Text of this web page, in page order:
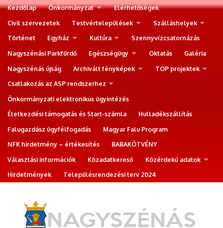
Kezdőlap Önkormányzat
Elérhetőségek
Civil szervezetek
Testvértelepülések
Szálláshelyek
Történet
Egyház Kultúra
Szennyvízcsatornázás
Nagyszénási Parkfürdő
Egészségügy Oktatás
Galéria
Nagyszénás újság
Archivált fényképek
TOP projektek
Csatlakozás az ASP rendszerhez
Önkormányzati elektronikus ügyintézés
Életkezdési támogatás és Start-számla
Hulladékszállítás
Falugazdász ügyfélfogadás
Magyar Falu Program
NFK hirdetmény – értékesítés
BABAKÖTVÉNY
Választási információk
Közadatkereső
Közérdekű adatok
Hirdetmények
Településrendezési terv 2024